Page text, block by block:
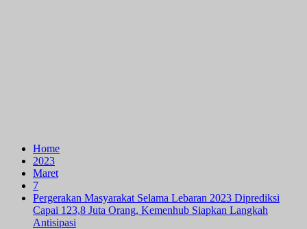
Home
2023
Maret
7
Pergerakan Masyarakat Selama Lebaran 2023 Diprediksi
Capai 123,8 Juta Orang, Kemenhub Siapkan Langkah
Antisipasi